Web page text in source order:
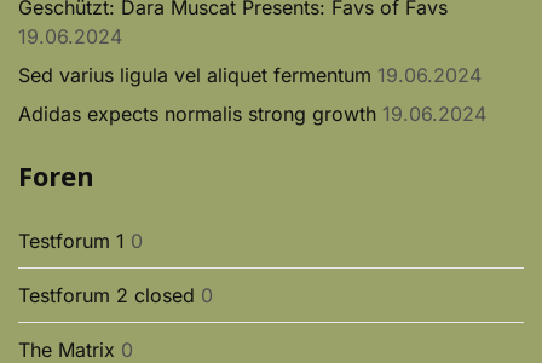
Geschützt: Dara Muscat Presents: Favs of Favs
19.06.2024
Sed varius ligula vel aliquet fermentum 19.06.2024
Adidas expects normalis strong growth 19.06.2024
Foren
Testforum 1 0
Testforum 2 closed 0
The Matrix 0